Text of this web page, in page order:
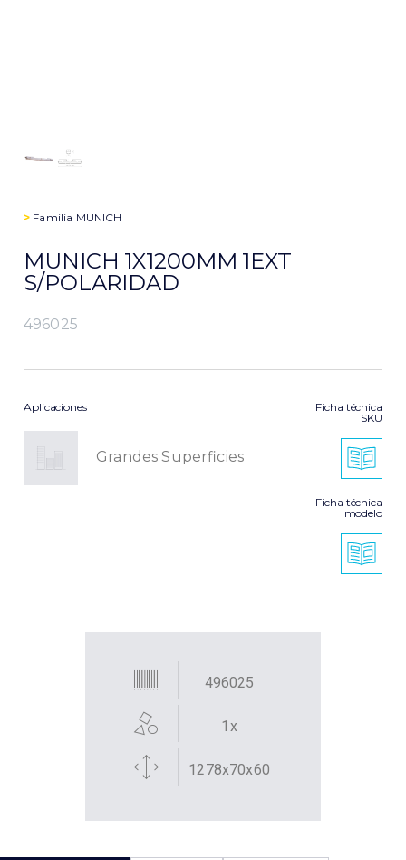
> Familia MUNICH
MUNICH 1X1200MM 1EXT
S/POLARIDAD
496025
Aplicaciones
Grandes Superficies
Ficha técnica
SKU
Ficha técnica
modelo
496025
1x
1278x70x60